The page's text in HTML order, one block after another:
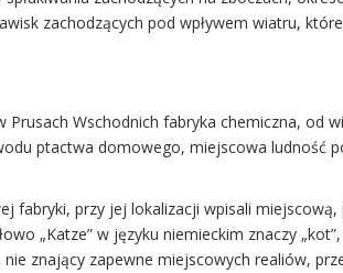
zachodzących pod wpływem wiatru,
Wschodnich fabryka chemiczna, od
ptactwa domowego, miejscowa ludność
fabryki, przy jej lokalizacji wpisali miejscową,
„Katze” w języku niemieckim znaczy
znający zapewne miejscowych realiów,